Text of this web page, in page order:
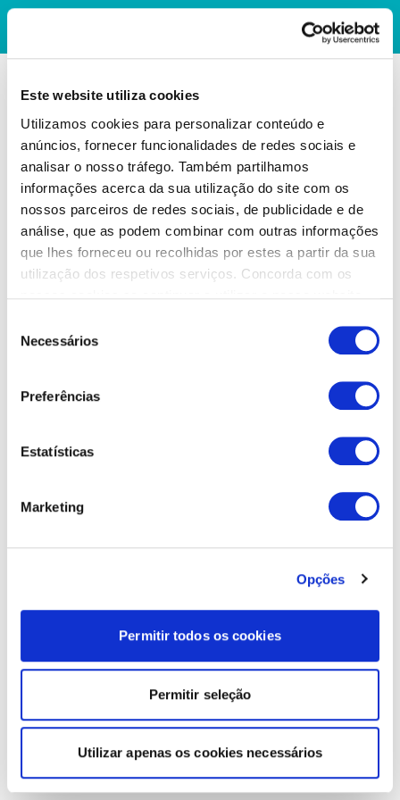
Este website utiliza cookies
Utilizamos cookies para personalizar conteúdo e
anúncios, fornecer funcionalidades de redes sociais e
analisar o nosso tráfego. Também partilhamos
informações acerca da sua utilização do site com os
nossos parceiros de redes sociais, de publicidade e de
análise, que as podem combinar com outras informações
que lhes forneceu ou recolhidas por estes a partir da sua
utilização dos respetivos serviços. Concorda com os
Necessários
Preferências
Estatísticas
Marketing
Opções
Permitir todos os cookies
Permitir seleção
Utilizar apenas os cookies necessários